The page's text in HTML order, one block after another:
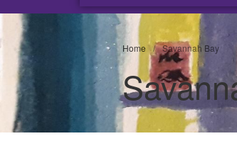
Home / Savannah Bay